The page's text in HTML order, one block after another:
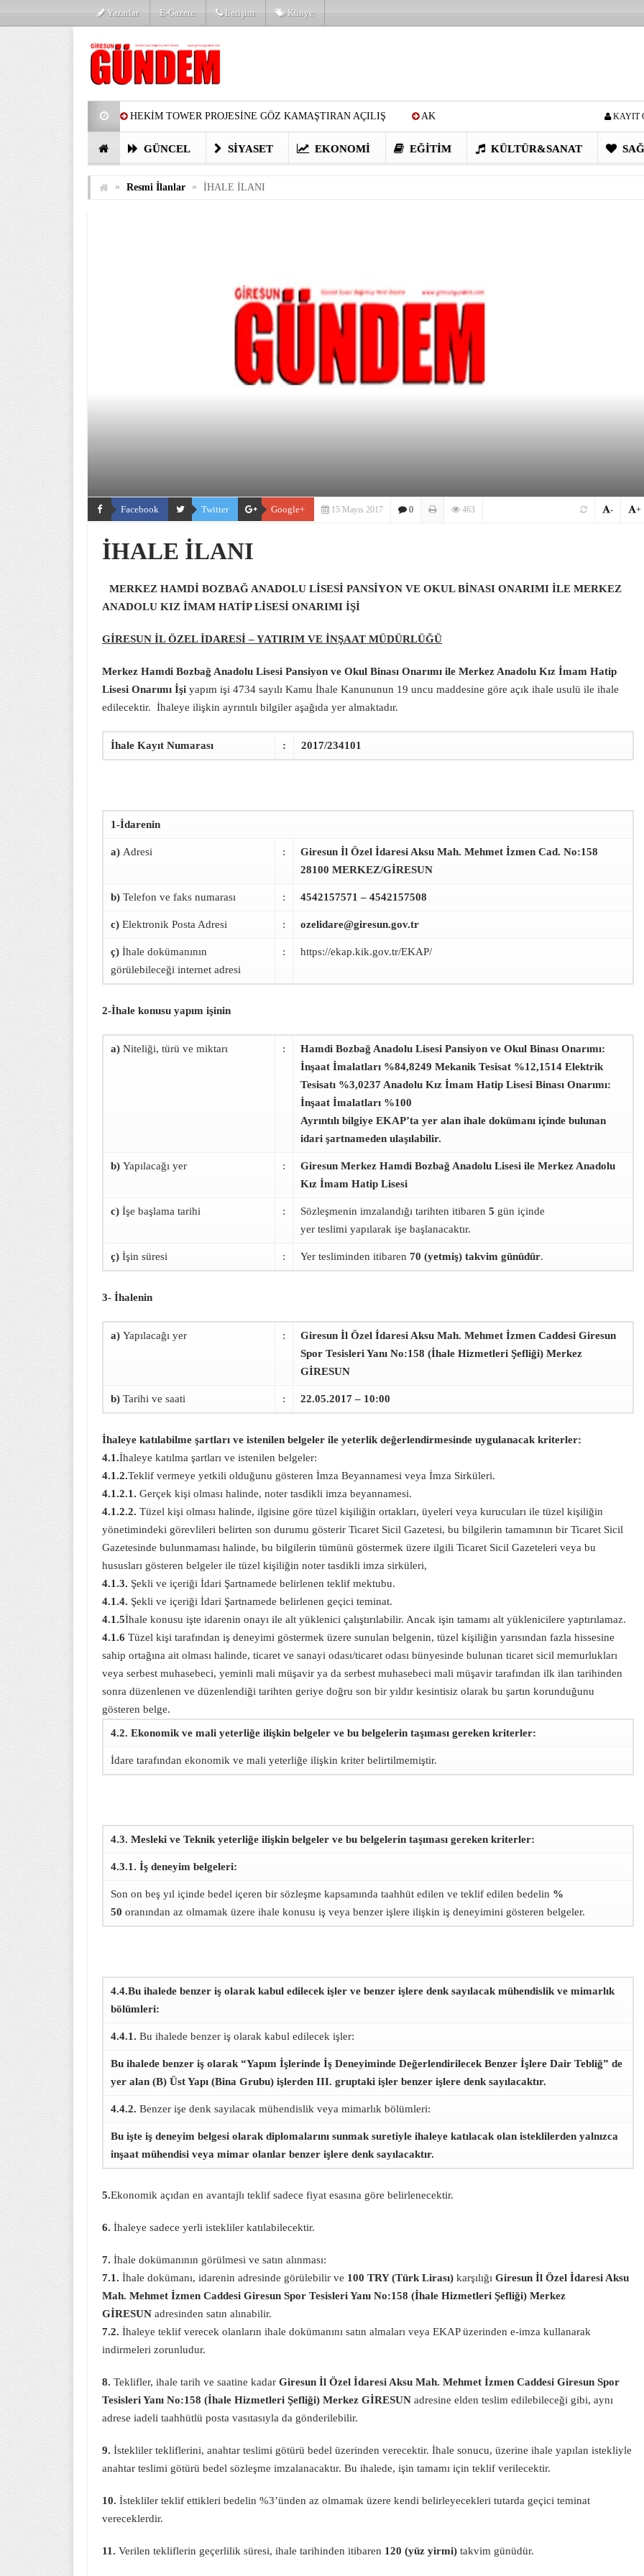
Yazarlar E-Gazete İletişim Künye
HEKİM TOWER PROJESİNE GÖZ KAMAŞTIRAN AÇILIŞ AK
PARTİ’DE YENİ YÜZLER HARUN CİCİ: VİDEOYU GÖRÜNCE
KAYIT
GÜNCEL SIYASET EKONOMI EĞITIM KÜLTÜR&SANAT
» Resmi İlanlar » İHALE İLANI
Facebook Twitter Google+ 15 Mayıs 2017 0 463 +
-
İHALE İLANI
MERKEZ HAMDİ BOZBAĞ ANADOLU LİSESİ PANSİYON VE OKUL BİNASI ONARIMI İLE MERKEZ
ANADOLU KIZ İMAM HATİP LİSESİ ONARIMI İŞİ
GİRESUN İL ÖZEL İDARESİ – YATIRIM VE İNŞAAT MÜDÜRLÜĞÜ
Merkez Hamdi Bozbağ Anadolu Lisesi Pansiyon ve Okul Binası Onarımı ile Merkez Anadolu Kız İmam Hatip
Lisesi Onarımı İşi yapım işi 4734 sayılı Kamu İhale Kanununun 19 uncu maddesine göre açık ihale usulü ile ihale
edilecektir. İhaleye ilişkin ayrıntılı bilgiler aşağıda yer almaktadır.
İhale Kayıt Numarası : 2017/234101
1-İdarenin
a) Adresi :
Giresun İl Özel İdaresi Aksu Mah. Mehmet İzmen Cad. No:158
28100 MERKEZ/GİRESUN
b) Telefon ve faks numarası : 4542157571 – 4542157508
c) Elektronik Posta Adresi : ozelidare@giresun.gov.tr
ç) İhale dokümanının
görülebileceği internet adresi
: https://ekap.kik.gov.tr/EKAP/
2-İhale konusu yapım işinin
a) Niteliği, türü ve miktarı :
Hamdi Bozbağ Anadolu Lisesi Pansiyon ve Okul Binası Onarımı:
İnşaat İmalatları %84,8249 Mekanik Tesisat %12,1514 Elektrik
Tesisatı %3,0237 Anadolu Kız İmam Hatip Lisesi Binası Onarımı:
İnşaat İmalatları %100
Ayrıntılı bilgiye EKAP’ta yer alan ihale dokümanı içinde bulunan
idari şartnameden ulaşılabilir.
b) Yapılacağı yer :
Giresun Merkez Hamdi Bozbağ Anadolu Lisesi ile Merkez Anadolu
Kız İmam Hatip Lisesi
c) İşe başlama tarihi : Sözleşmenin imzalandığı tarihten itibaren 5 gün içinde
yer teslimi yapılarak işe başlanacaktır.
ç) İşin süresi : Yer tesliminden itibaren 70 (yetmiş) takvim günüdür.
3- İhalenin
a) Yapılacağı yer :
Giresun İl Özel İdaresi Aksu Mah. Mehmet İzmen Caddesi Giresun
Spor Tesisleri Yanı No:158 (İhale Hizmetleri Şefliği) Merkez
GİRESUN
b) Tarihi ve saati : 22.05.2017 – 10:00
İhaleye katılabilme şartları ve istenilen belgeler ile yeterlik değerlendirmesinde uygulanacak kriterler:
4.1.İhaleye katılma şartları ve istenilen belgeler:
4.1.2.Teklif vermeye yetkili olduğunu gösteren İmza Beyannamesi veya İmza Sirküleri.
4.1.2.1. Gerçek kişi olması halinde, noter tasdikli imza beyannamesi.
4.1.2.2. Tüzel kişi olması halinde, ilgisine göre tüzel kişiliğin ortakları, üyeleri veya kurucuları ile tüzel kişiliğin
yönetimindeki görevlileri belirten son durumu gösterir Ticaret Sicil Gazetesi, bu bilgilerin tamamının bir Ticaret Sicil
Gazetesinde bulunmaması halinde, bu bilgilerin tümünü göstermek üzere ilgili Ticaret Sicil Gazeteleri veya bu
hususları gösteren belgeler ile tüzel kişiliğin noter tasdikli imza sirküleri,
4.1.3. Şekli ve içeriği İdari Şartnamede belirlenen teklif mektubu.
4.1.4. Şekli ve içeriği İdari Şartnamede belirlenen geçici teminat.
4.1.5İhale konusu işte idarenin onayı ile alt yüklenici çalıştırılabilir. Ancak işin tamamı alt yüklenicilere yaptırılamaz.
4.1.6 Tüzel kişi tarafından iş deneyimi göstermek üzere sunulan belgenin, tüzel kişiliğin yarısından fazla hissesine
sahip ortağına ait olması halinde, ticaret ve sanayi odası/ticaret odası bünyesinde bulunan ticaret sicil memurlukları
veya serbest muhasebeci, yeminli mali müşavir ya da serbest muhasebeci mali müşavir tarafından ilk ilan tarihinden
sonra düzenlenen ve düzenlendiği tarihten geriye doğru son bir yıldır kesintisiz olarak bu şartın korunduğunu
gösteren belge.
4.2. Ekonomik ve mali yeterliğe ilişkin belgeler ve bu belgelerin taşıması gereken kriterler:
İdare tarafından ekonomik ve mali yeterliğe ilişkin kriter belirtilmemiştir.
4.3. Mesleki ve Teknik yeterliğe ilişkin belgeler ve bu belgelerin taşıması gereken kriterler:
4.3.1. İş deneyim belgeleri:
Son on beş yıl içinde bedel içeren bir sözleşme kapsamında taahhüt edilen ve teklif edilen bedelin %
50 oranından az olmamak üzere ihale konusu iş veya benzer işlere ilişkin iş deneyimini gösteren belgeler.
4.4.Bu ihalede benzer iş olarak kabul edilecek işler ve benzer işlere denk sayılacak mühendislik ve mimarlık
bölümleri:
4.4.1. Bu ihalede benzer iş olarak kabul edilecek işler:
Bu ihalede benzer iş olarak “Yapım İşlerinde İş Deneyiminde Değerlendirilecek Benzer İşlere Dair Tebliğ” de
yer alan (B) Üst Yapı (Bina Grubu) işlerden III. gruptaki işler benzer işlere denk sayılacaktır.
4.4.2. Benzer işe denk sayılacak mühendislik veya mimarlık bölümleri:
Bu işte iş deneyim belgesi olarak diplomalarını sunmak suretiyle ihaleye katılacak olan isteklilerden yalnızca
inşaat mühendisi veya mimar olanlar benzer işlere denk sayılacaktır.
5.Ekonomik açıdan en avantajlı teklif sadece fiyat esasına göre belirlenecektir.
6. İhaleye sadece yerli istekliler katılabilecektir.
7. İhale dokümanının görülmesi ve satın alınması:
7.1. İhale dokümanı, idarenin adresinde görülebilir ve 100 TRY (Türk Lirası) karşılığı Giresun İl Özel İdaresi Aksu
Mah. Mehmet İzmen Caddesi Giresun Spor Tesisleri Yanı No:158 (İhale Hizmetleri Şefliği) Merkez
GİRESUN adresinden satın alınabilir.
7.2. İhaleye teklif verecek olanların ihale dokümanını satın almaları veya EKAP üzerinden e-imza kullanarak
indirmeleri zorunludur.
8. Teklifler, ihale tarih ve saatine kadar Giresun İl Özel İdaresi Aksu Mah. Mehmet İzmen Caddesi Giresun Spor
Tesisleri Yanı No:158 (İhale Hizmetleri Şefliği) Merkez GİRESUN adresine elden teslim edilebileceği gibi, aynı
adrese iadeli taahhütlü posta vasıtasıyla da gönderilebilir.
9. İstekliler tekliflerini, anahtar teslimi götürü bedel üzerinden verecektir. İhale sonucu, üzerine ihale yapılan istekliyle
anahtar teslimi götürü bedel sözleşme imzalanacaktır. Bu ihalede, işin tamamı için teklif verilecektir.
10. İstekliler teklif ettikleri bedelin %3’ünden az olmamak üzere kendi belirleyecekleri tutarda geçici teminat
vereceklerdir.
11. Verilen tekliflerin geçerlilik süresi, ihale tarihinden itibaren 120 (yüz yirmi) takvim günüdür.